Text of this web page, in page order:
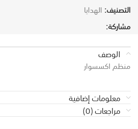
التصنيف: الهدايا
مشاركة:
الوصف
منظم اكسسوار
معلومات إضافية
مراجعات (0)